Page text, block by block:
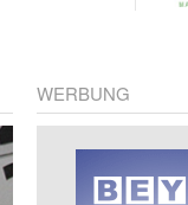
WERBUNG